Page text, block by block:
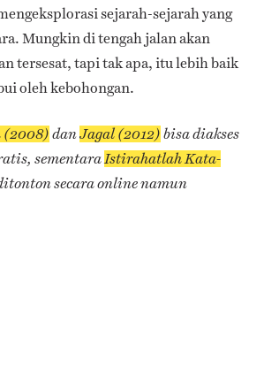
sejarah-sejarah yang
Mungkin di tengah jalan akan
tersesat, tapi tak apa, itu lebih baik
oleh kebohongan.
danJagal (2012) bisa diakses
sementaraIstirahatlah Kata-
secara online namun